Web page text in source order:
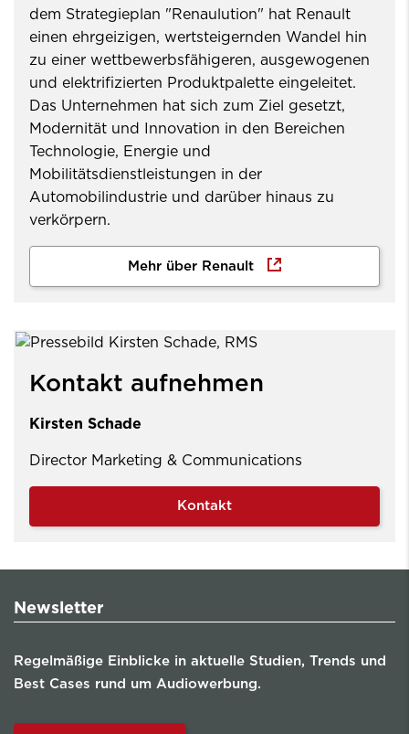
dem Strategieplan "Renaulution" hat Renault
einen ehrgeizigen, wertsteigernden Wandel hin
zu einer wettbewerbsfähigeren, ausgewogenen
und elektrifizierten Produktpalette eingeleitet.
Das Unternehmen hat sich zum Ziel gesetzt,
Modernität und Innovation in den Bereichen
Technologie, Energie und
Mobilitätsdienstleistungen in der
Automobilindustrie und darüber hinaus zu
verkörpern.
Mehr über Renault
Kontakt aufnehmen
Kirsten Schade
Director Marketing & Communications
Kontakt
Newsletter
Regelmäßige Einblicke in aktuelle Studien, Trends und
Best Cases rund um Audiowerbung.